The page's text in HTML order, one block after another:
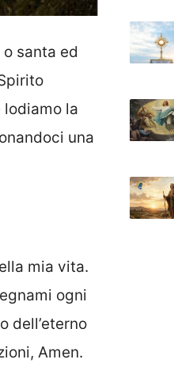
santa ed
la
una
mia vita.
ogni
dell’eterno
Amen.